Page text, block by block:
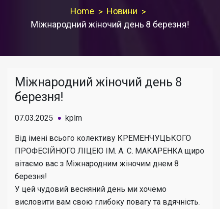
Home
Новини
Міжнародний жіночий день 8 березня!
Міжнародний жіночий день 8
березня!
07.03.2025 kplm
Від імені всього колективу КРЕМЕНЧУЦЬКОГО
ПРОФЕСІЙНОГО ЛІЦЕЮ ІМ. А. С. МАКАРЕНКА щиро
вітаємо вас з Міжнародним жіночим днем 8
березня!
У цей чудовий весняний день ми хочемо
висловити вам свою глибоку повагу та вдячність.